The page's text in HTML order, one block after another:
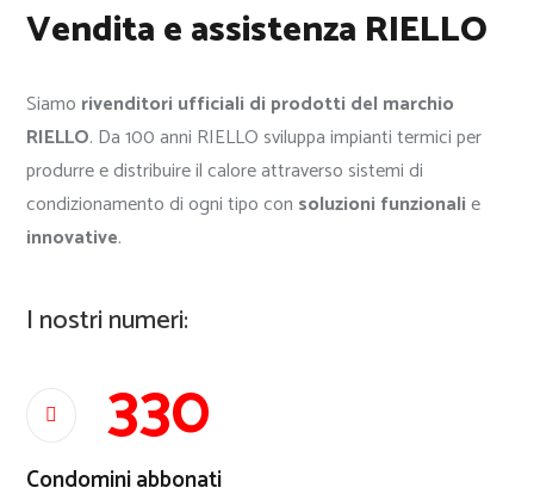
Vendita e assistenza RIELLO
Siamo rivenditori ufficiali di prodotti del marchio
RIELLO. Da 100 anni RIELLO sviluppa impianti termici per
produrre e distribuire il calore attraverso sistemi di
condizionamento di ogni tipo con soluzioni funzionalie
innovative.
I nostri numeri:
 330
Condomini abbonati